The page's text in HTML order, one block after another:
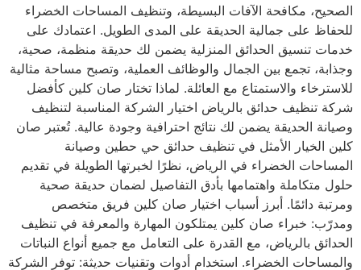
الصحيح، مكافحة الآفات البسيطة، وتنظيف المساحات الخضراء
للحفاظ على جمالية الحديقة على المدى الطويل. اعتمادك على
خدمات تنسيق الحدائق المنزلية يضمن لك حديقة منظمة، صحية،
وجذابة، تجمع بين الجمال والوظائف العملية، وتصبح مساحة مثالية
للاسترخاء والاستمتاع مع العائلة. لماذا تختار صان كلين كأفضل
شركة تنظيف حدائق بالرياض اختيار الشركة المناسبة لتنظيف
وصيانة الحديقة يضمن لك نتائج احترافية وجودة عالية. تُعتبر صان
كلين الخيار الأمثل في تنظيف حدائق حي حطين وصيانة
المساحات الخضراء في الرياض، نظرًا لخبرتها الطويلة في تقديم
حلول متكاملة واهتمامها بأدق التفاصيل لضمان حديقة صحية
ومرتبة دائمًا. أبرز أسباب اختيار صان كلين فريق متخصص
ومدرّب: خبراء صان كلين يمتلكون المهارة والمعرفة في تنظيف
الحدائق بالرياض، مع القدرة على التعامل مع جميع أنواع النباتات
والمساحات الخضراء. استخدام أدوات وتقنيات حديثة: توفر الشركة